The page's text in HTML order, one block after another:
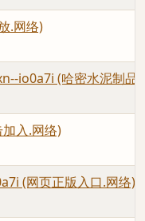
.网络)
io0a7i (哈密水泥制品
入.网络)
(网页正版入口.网络)